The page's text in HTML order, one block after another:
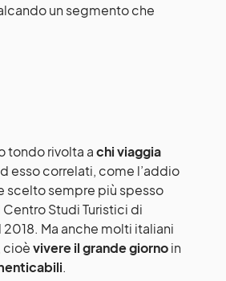
un segmento che
tondo rivolta achi viaggia
esso correlati, come l’addio
scelto sempre più spesso
Studi Turistici di
Ma anche molti italiani
cioèvivere il grande giornoin
.